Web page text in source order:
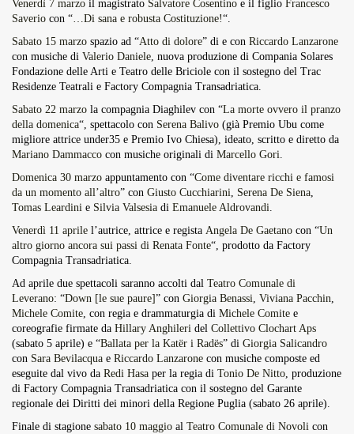
Venerdì 7 marzo il magistrato Salvatore Cosentino e il figlio Francesco
Saverio con “…Di sana e robusta Costituzione!“.
Sabato 15 marzo spazio ad “Atto di dolore” di e con Riccardo Lanzarone
con musiche di Valerio Daniele, nuova produzione di Compania Solares
Fondazione delle Arti e Teatro delle Briciole con il sostegno del Trac
Residenze Teatrali e Factory Compagnia Transadriatica.
Sabato 22 marzo la compagnia Diaghilev con “La morte ovvero il pranzo
della domenica“, spettacolo con Serena Balivo (già Premio Ubu come
migliore attrice under35 e Premio Ivo Chiesa), ideato, scritto e diretto da
Mariano Dammacco con musiche originali di Marcello Gori.
Domenica 30 marzo appuntamento con “Come diventare ricchi e famosi
da un momento all’altro” con Giusto Cucchiarini, Serena De Siena,
Tomas Leardini e Silvia Valsesia di Emanuele Aldrovandi.
Venerdì 11 aprile l’autrice, attrice e regista Angela De Gaetano con “Un
altro giorno ancora sui passi di Renata Fonte“, prodotto da Factory
Compagnia Transadriatica.
Ad aprile due spettacoli saranno accolti dal Teatro Comunale di
Leverano: “Down [le sue paure]” con Giorgia Benassi, Viviana Pacchin,
Michele Comite, con regia e drammaturgia di Michele Comite e
coreografie firmate da Hillary Anghileri del Collettivo Clochart Aps
(sabato 5 aprile) e “Ballata per la Katër i Radës” di Giorgia Salicandro
con Sara Bevilacqua e Riccardo Lanzarone con musiche composte ed
eseguite dal vivo da Redi Hasa per la regia di Tonio De Nitto, produzione
di Factory Compagnia Transadriatica con il sostegno del Garante
regionale dei Diritti dei minori della Regione Puglia (sabato 26 aprile).
Finale di stagione sabato 10 maggio al Teatro Comunale di Novoli con